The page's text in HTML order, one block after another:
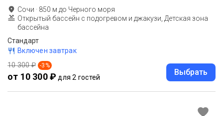
Сочи · 850 м до Черного моря
Открытый бассейн с подогревом и джакузи, Детская зона
бассейна
Стандарт
Включен завтрак
10 300 ₽ -3 %
от 10 300 ₽ для 2 гостей
Выбрать